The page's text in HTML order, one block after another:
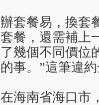
辦套餐易，換套
套餐，還需補上
了幾個不同價位
的事。”這筆違
在海南省海口市